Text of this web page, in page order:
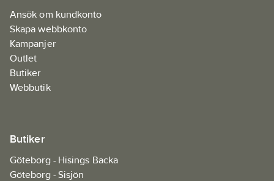
Ansök om kundkonto
Skapa webbkonto
Kampanjer
Outlet
Butiker
Webbutik
Butiker
Göteborg - Hisings Backa
Göteborg - Sisjön